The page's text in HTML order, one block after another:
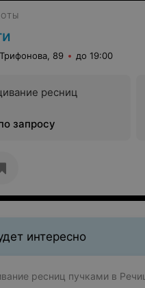
89 до 19:00
ресниц
запросу
интересно
ресниц пучками в